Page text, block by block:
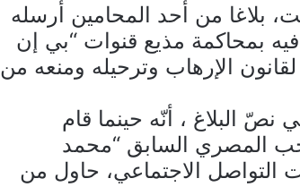
بلاغا من أحد المحامين أرسله
بمحاكمة مذيع قنوات “بي إن
الإرهاب وترحيله ومنعه من
البلاغ ، أنّه حينما قام
المصري السابق “محمد
التواصل الاجتماعي، حاول من